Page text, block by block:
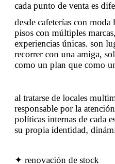
cada punto de venta es
desde cafeterías con moda
pisos con múltiples
experiencias únicas. son
recorrer con una amiga,
como un plan que como
al tratarse de locales
responsable por la
políticas internas de cada
su propia identidad,
✦ renovación de stock